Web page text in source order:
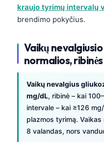
kraujo tyrimų intervalų
brendimo pokyčius.
Vaikų
normalios,
Vaikų nevalgius
mg/dL, ribinė – kai
intervale – kai ≥126
plazmos tyrimą.
8 valandas, nors